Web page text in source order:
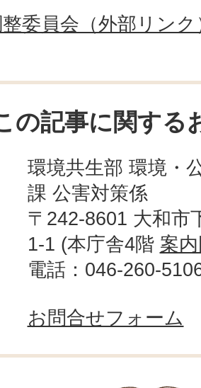
委員会（外部リン
の記事に関する
環境共生部 環境・
課 公害対策係
〒242-8601 大和市
1-1 (本庁舎4階 案
電話：046-260-
お問合せフォーム